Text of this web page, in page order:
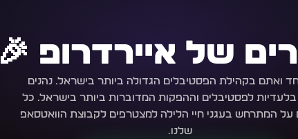
של איירדרופ 🎉
ואתם בקהילת הפסטיבלים הגדולה ביותר בישראל. נהנים
לפסטיבלים וההפקות המדוברות ביותר בישראל. כל
על המתרחש בעגני חיי הלילה למצטרפים לקבוצת הוואטסאפ
שלנו.